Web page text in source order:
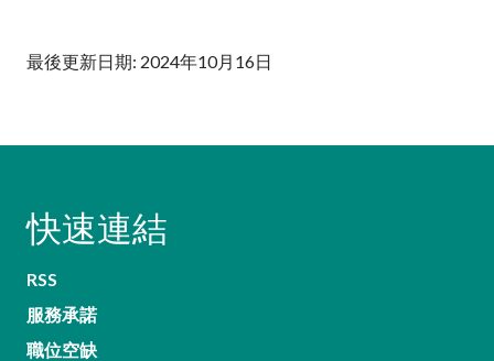
最後更新日期: 2024年10月16日
快速連結
RSS
服務承諾
職位空缺